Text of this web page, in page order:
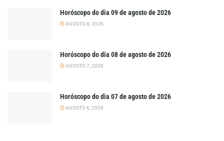
Horóscopo do dia 09 de agosto de 2026
AGOSTO 8, 2026
Horóscopo do dia 08 de agosto de 2026
AGOSTO 7, 2026
Horóscopo do dia 07 de agosto de 2026
AGOSTO 6, 2026